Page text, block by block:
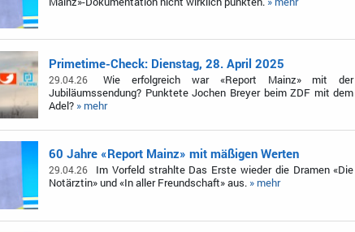
Primetime-Check: Dienstag, 28. April 2025
29.04.26
Wie erfolgreich war «Report Mainz» mit der
Jubiläumssendung? Punktete Jochen Breyer beim ZDF mit dem
Adel? » mehr
60 Jahre «Report Mainz» mit mäßigen Werten
29.04.26
Im Vorfeld strahlte Das Erste wieder die Dramen «Die
Notärztin» und «In aller Freundschaft» aus. » mehr